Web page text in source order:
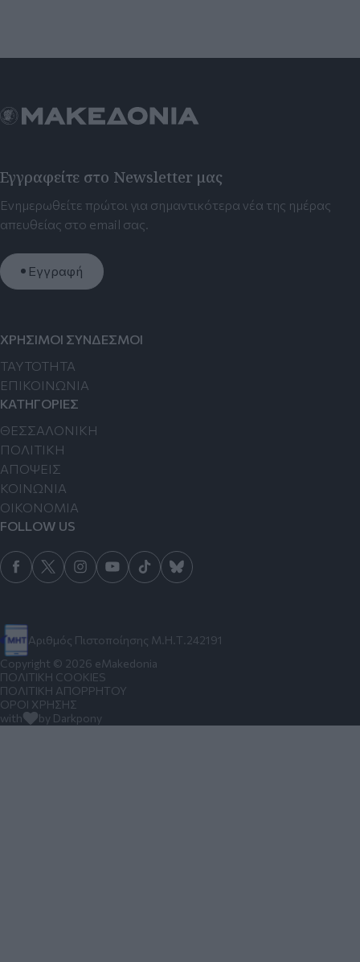
Εγγραφείτε στο Newsletter μας
Ενημερωθείτε πρώτοι για σημαντικότερα νέα της ημέρας
απευθείας στο email σας.
Εγγραφή
Αριθμός Πιστοποίησης Μ.Η.Τ.242191
ΧΡΗΣΙΜΟΙ ΣΥΝΔΕΣΜΟΙ
TAYTOTHTA
ΕΠΙΚΟΙΝΩΝΙΑ
ΚΑΤΗΓΟΡΙΕΣ
ΘΕΣΣΑΛΟΝΙΚΗ
ΠΟΛΙΤΙΚΗ
ΑΠΟΨΕΙΣ
ΚΟΙΝΩΝΙΑ
ΟΙΚΟΝΟΜΙΑ
FOLLOW US
Copyright © 2026 eMakedonia
ΠΟΛΙΤΙΚΗ COOKIES
ΠΟΛΙΤΙΚΗ ΑΠΟΡΡΗΤΟΥ
ΟΡΟΙ ΧΡΗΣΗΣ
with
by Darkpony